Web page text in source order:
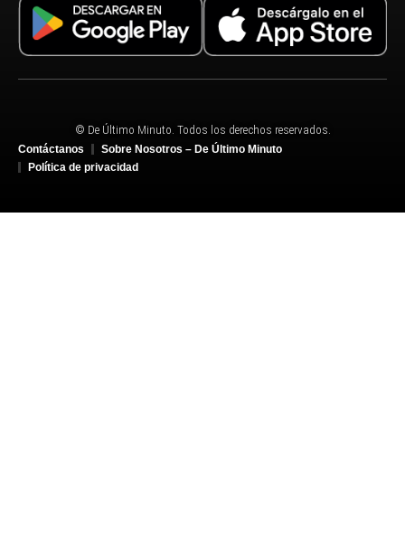
© De Último Minuto. Todos los derechos reservados.
Contáctanos
Sobre Nosotros – De Último Minuto
Política de privacidad